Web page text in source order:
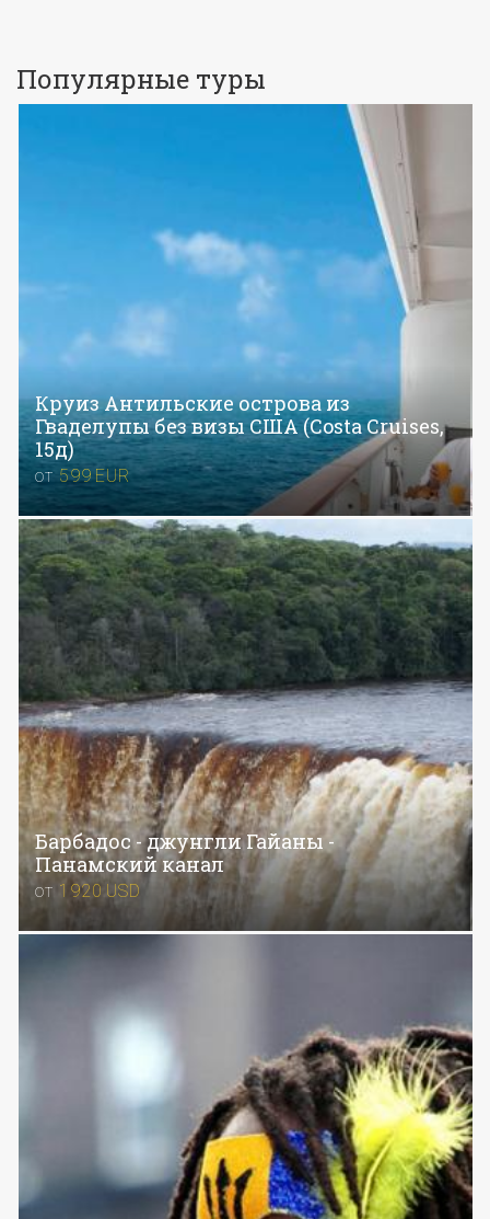
Популярные туры
Круиз Антильские острова из
Гваделупы без визы США (Costa Cruises,
15д)
от599EUR
Барбадос - джунгли Гайаны -
Панамский канал
от 1920 USD